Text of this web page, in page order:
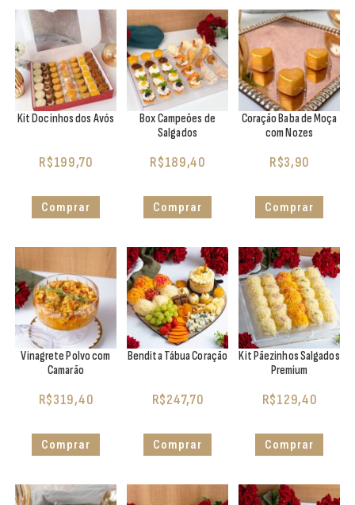
Kit Docinhos dos Avós
R$199,70
Comprar
Box Campeões de
Salgados
R$189,40
Comprar
Coração Baba de Moça
com Nozes
R$3,90
Comprar
Vinagrete Polvo com
Camarão
R$319,40
Comprar
Bendita Tábua Coração
R$247,70
Comprar
Kit Pãezinhos Salgados
Premium
R$129,40
Comprar